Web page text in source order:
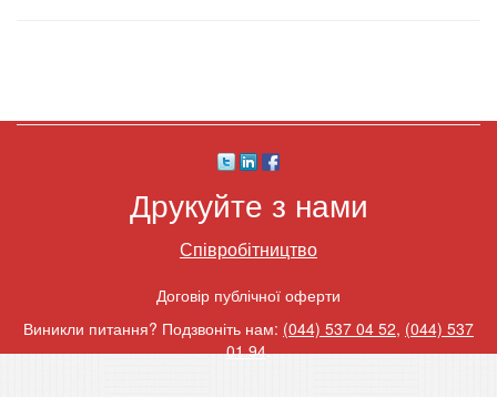
Друкуйте з нами
Співробітництво
Договір публічної оферти
Виникли питання? Подзвоніть нам: (044) 537 04 52, (044) 537
01 94.